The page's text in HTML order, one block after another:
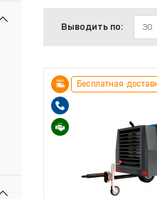
Выводить по: 30
Бесплатная